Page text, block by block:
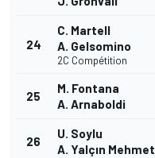
24
C. Martell
A. Gelsomino
2C Compétition
25
M. Fontana
A. Arnaboldi
26
U. Soylu
A. Yalçın Mehmet